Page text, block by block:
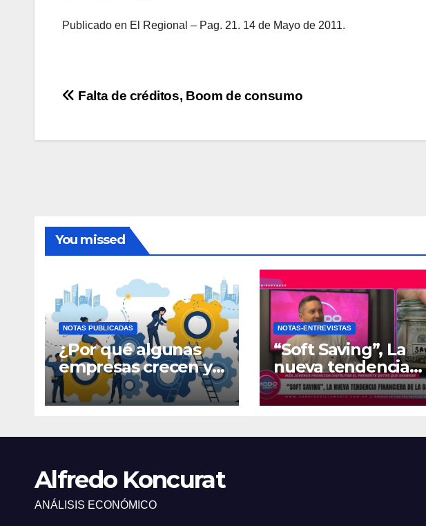
Publicado en El Regional – Pag. 21. 14 de Mayo de 2011.
Navegación
Falta de créditos, Boom de consumo
You missed
NOTAS PUBLICADAS
¿Por qué algunas
empresas crecen y
otras quedan
atrapadas en el día
NOTAS-ENTREVISTAS
“Soft Saving”, La
nueva tendencia
financiera de la
generación Z
Alfredo Koncurat
ANÁLISIS ECONÓMICO